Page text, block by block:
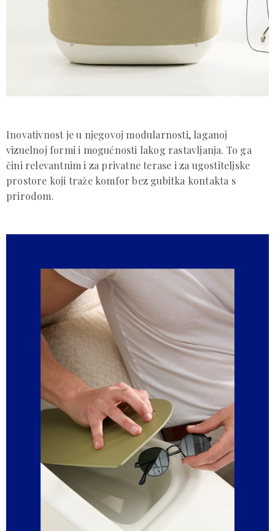
Inovativnost je u njegovoj modularnosti, laganoj
vizuelnoj formi i mogućnosti lakog rastavljanja. To ga
čini relevantnim i za privatne terase i za ugostiteljske
prostore koji traže komfor bez gubitka kontakta s
prirodom.